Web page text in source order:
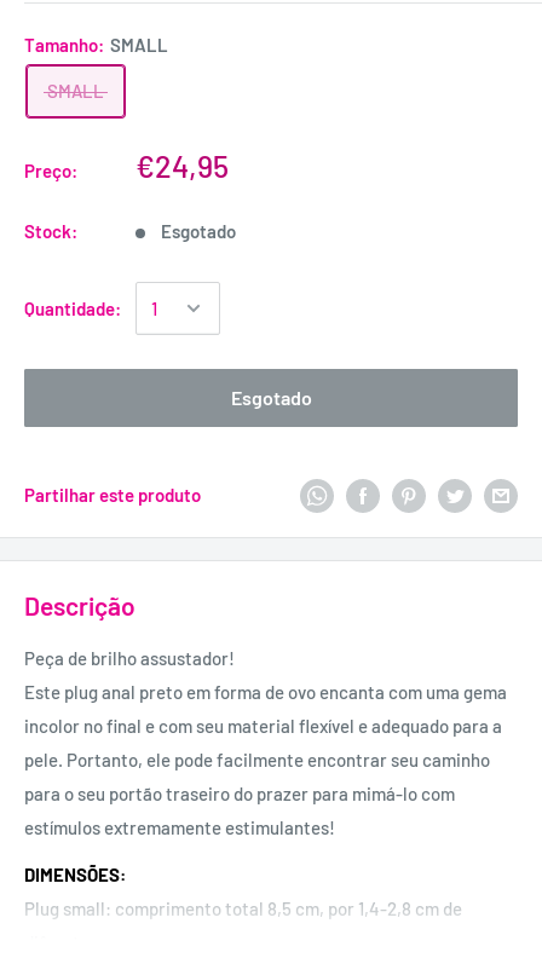
Tamanho: SMALL
SMALL
Preço: €24,95
Stock: Esgotado
Quantidade:
Esgotado
Partilhar este produto
Descrição
Peça de brilho assustador!
Este plug anal preto em forma de ovo encanta com uma gema
incolor no final e com seu material flexível e adequado para a
pele. Portanto, ele pode facilmente encontrar seu caminho
para o seu portão traseiro do prazer para mimá-lo com
estímulos extremamente estimulantes!
DIMENSÕES:
Plug small: comprimento total 8,5 cm, por 1,4-2,8 cm de